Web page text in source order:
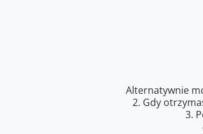
Alternatywnie
2. Gdy
3.